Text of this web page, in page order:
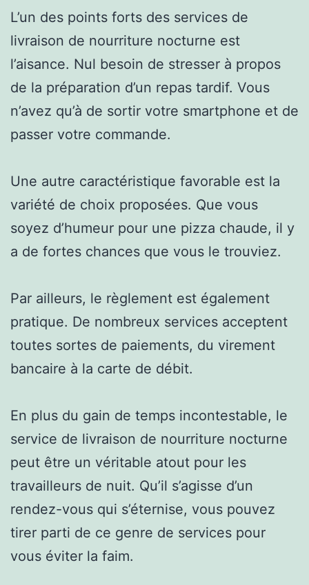
L’un des points forts des services de
livraison de nourriture nocturne est
l’aisance. Nul besoin de stresser à propos
de la préparation d’un repas tardif. Vous
n’avez qu’à de sortir votre smartphone et de
passer votre commande.
Une autre caractéristique favorable est la
variété de choix proposées. Que vous
soyez d’humeur pour une pizza chaude, il y
a de fortes chances que vous le trouviez.
Par ailleurs, le règlement est également
pratique. De nombreux services acceptent
toutes sortes de paiements, du virement
bancaire à la carte de débit.
En plus du gain de temps incontestable, le
service de livraison de nourriture nocturne
peut être un véritable atout pour les
travailleurs de nuit. Qu’il s’agisse d’un
rendez-vous qui s’éternise, vous pouvez
tirer parti de ce genre de services pour
vous éviter la faim.